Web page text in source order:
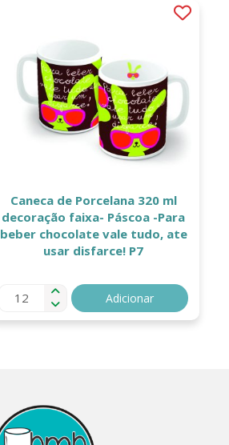
Caneca de Porcelana 320 ml
decoração faixa- Páscoa -Para
beber chocolate vale tudo, ate
usar disfarce! P7
Adicionar